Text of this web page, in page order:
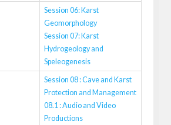
Session 06: Karst
Geomorphology
Session 07: Karst
Hydrogeology and
Speleogenesis
Session 08 : Cave and Karst
Protection and Management
08.1 : Audio and Video
Productions